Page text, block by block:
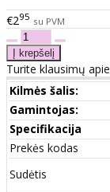
€295 su PVM
Turite klausimų
Kilmės šalis:
Gamintojas:
Specifikacija
Prekės kodas
Sudėtis